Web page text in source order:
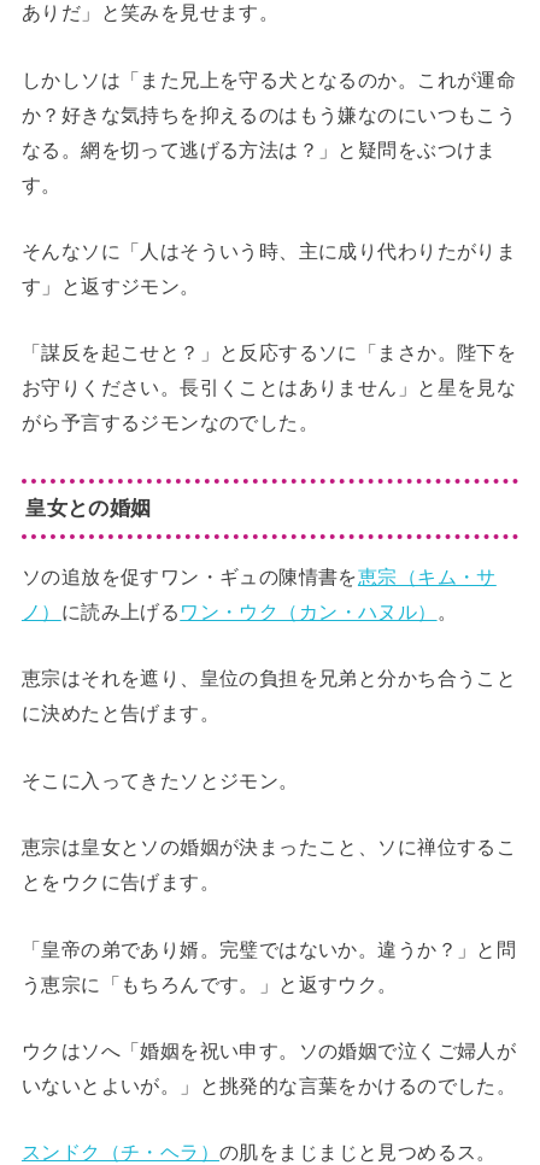
ありだ」と笑みを見せます。
しかしソは「また兄上を守る犬となるのか。これが運命
か？好きな気持ちを抑えるのはもう嫌なのにいつもこう
なる。網を切って逃げる方法は？」と疑問をぶつけま
す。
そんなソに「人はそういう時、主に成り代わりたがりま
す」と返すジモン。
「謀反を起こせと？」と反応するソに「まさか。陛下を
お守りください。長引くことはありません」と星を見な
がら予言するジモンなのでした。
皇女との婚姻
ソの追放を促すワン・ギュの陳情書を恵宗（キム・サ
ノ） に読み上げる ワン・ウク（カン・ハヌル） 。
恵宗はそれを遮り、皇位の負担を兄弟と分かち合うこと
に決めたと告げます。
そこに入ってきたソとジモン。
恵宗は皇女とソの婚姻が決まったこと、ソに禅位するこ
とをウクに告げます。
「皇帝の弟であり婿。完璧ではないか。違うか？」と問
う恵宗に「もちろんです。」と返すウク。
ウクはソへ「婚姻を祝い申す。ソの婚姻で泣くご婦人が
いないとよいが。」と挑発的な言葉をかけるのでした。
スンドク（チ・ヘラ）の肌をまじまじと見つめるス。